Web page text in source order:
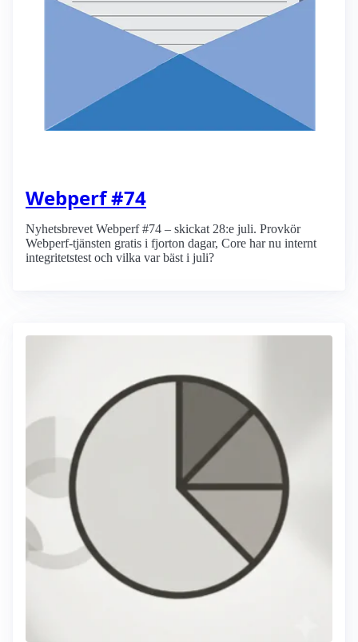
Webperf #74
Nyhetsbrevet Webperf #74 – skickat 28:e juli. Provkör
Webperf-tjänsten gratis i fjorton dagar, Core har nu internt
integritetstest och vilka var bäst i juli?